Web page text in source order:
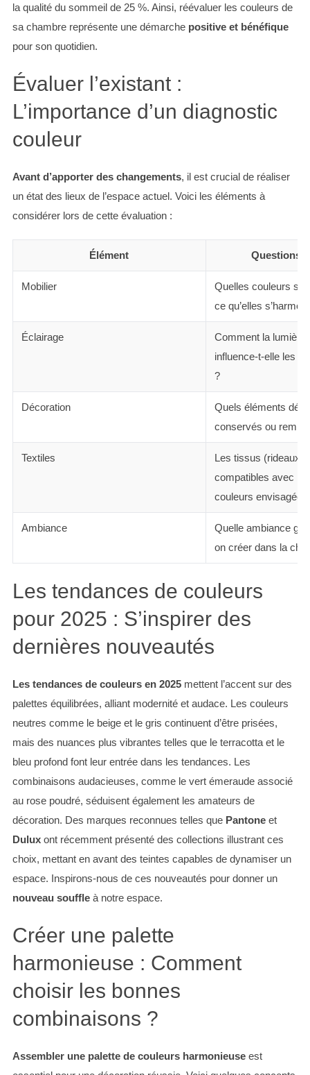
la qualité du sommeil de 25 %. Ainsi, réévaluer les couleurs de
sa chambre représente une démarche positive et bénéfique
pour son quotidien.
Évaluer l’existant :
L’importance d’un diagnostic
couleur
Avant d’apporter des changements, il est crucial de réaliser
un état des lieux de l’espace actuel. Voici les éléments à
considérer lors de cette évaluation :
Élément Questions
Mobilier
Quelles couleurs
ce qu’elles
Éclairage
Comment la lumière
influence-t-elle les
?
Décoration
Quels éléments
conservés ou
Textiles
Les tissus (rideaux,
compatibles avec
couleurs envisagées
Ambiance
Quelle ambiance
on créer dans la
Les tendances de couleurs
pour 2025 : S’inspirer des
dernières nouveautés
Les tendances de couleurs en 2025mettent l’accent sur des
palettes équilibrées, alliant modernité et audace. Les couleurs
neutres comme le beige et le gris continuent d’être prisées,
mais des nuances plus vibrantes telles que le terracotta et le
bleu profond font leur entrée dans les tendances. Les
combinaisons audacieuses, comme le vert émeraude associé
au rose poudré, séduisent également les amateurs de
décoration. Des marques reconnues telles que Pantoneet
Duluxont récemment présenté des collections illustrant ces
choix, mettant en avant des teintes capables de dynamiser un
espace. Inspirons-nous de ces nouveautés pour donner un
nouveau souffleà notre espace.
Créer une palette
harmonieuse : Comment
choisir les bonnes
combinaisons ?
Assembler une palette de couleurs harmonieuseest